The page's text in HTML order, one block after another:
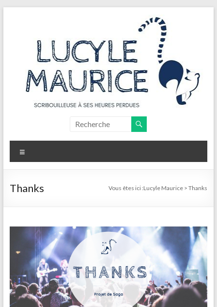
Maurice
Scribouilleuse
ses
Thanks Vous êtes ici :Lucyle Maurice >Thanks